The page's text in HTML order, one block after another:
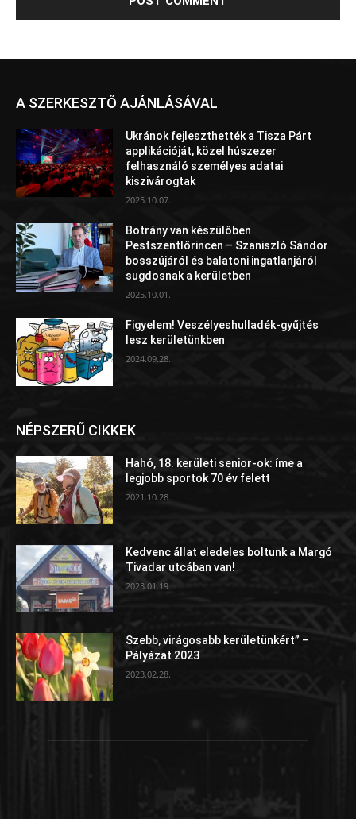
A SZERKESZTŐ AJÁNLÁSÁVAL
Ukránok fejleszthették a Tisza Párt
applikációját, közel húszezer
felhasználó személyes adatai
kiszivárogtak
2025.10.07.
Botrány van készülőben
Pestszentlőrincen – Szaniszló Sándor
bosszújáról és balatoni ingatlanjáról
sugdosnak a kerületben
2025.10.01.
Figyelem! Veszélyeshulladék-gyűjtés
lesz kerületünkben
2024.09.28.
NÉPSZERŰ CIKKEK
Hahó, 18. kerületi senior-ok: íme a
legjobb sportok 70 év felett
2021.10.28.
Kedvenc állat eledeles boltunk a Margó
Tivadar utcában van!
2023.01.19.
Szebb, virágosabb kerületünkért” –
Pályázat 2023
2023.02.28.